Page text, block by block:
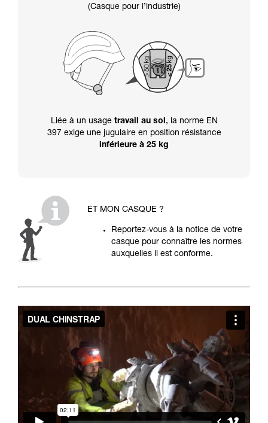
(Casque pour l’industrie)
Liée à un usage travail au sol, la norme EN
397 exige une jugulaire en position résistance
inférieure à 25 kg
ET MON CASQUE ?
Reportez-vous à la notice de votre
casque pour connaître les normes
auxquelles il est conforme.